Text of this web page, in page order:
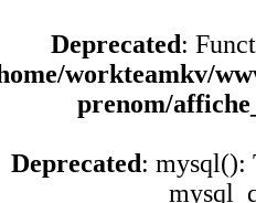
Deprecated:
workteamkv/
prenom/
Deprecated: mysql():